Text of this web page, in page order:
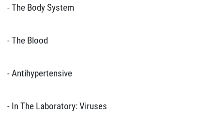
- The Body System
- The Blood
- Antihypertensive
- In The Laboratory: Viruses